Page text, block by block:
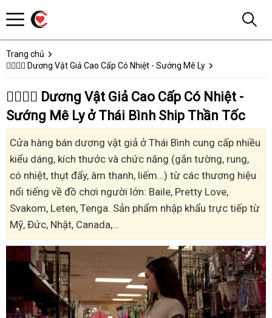
Trang chủ
👩‍❤️‍💋‍👨 Dương Vật Giả Cao Cấp Có Nhiệt - Sướng Mê Ly
👩‍❤️‍💋‍👨 Dương Vật Giả Cao Cấp Có Nhiệt -
Sướng Mê Ly ở Thái Bình Ship Thần Tốc
Cửa hàng bán dương vật giả ở Thái Bình cung cấp nhiều
kiểu dáng, kích thước và chức năng (gắn tường, rung,
có nhiệt, thụt đẩy, âm thanh, liếm…) từ các thương hiệu
nổi tiếng về đồ chơi người lớn: Baile, Pretty Love,
Svakom, Leten, Tenga. Sản phẩm nhập khẩu trực tiếp từ
Mỹ, Đức, Nhật, Canada,…